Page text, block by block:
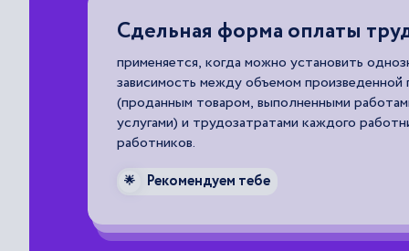
Сдельная форма оплаты
применяется, когда можно установить
зависимость между объемом произведенной
(проданным товаром, выполненными
услугами) и трудозатратами каждого
работников.
🌟 Рекомендуем тебе